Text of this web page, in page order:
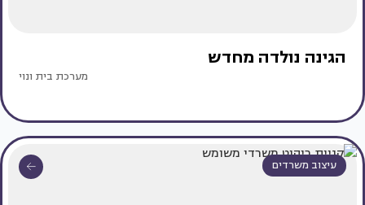
הגינה נולדה מחדש
מערכת בית ונוי
עיצוב משרדים